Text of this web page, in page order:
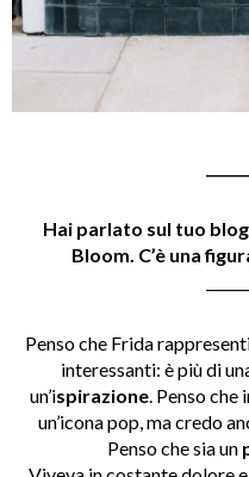
Hai parlato sul tuo
Bloom. C’è una
Penso che Frida
interessanti: è più di
un’ispirazione. Penso che
un’icona pop, ma credo
Penso che sia un